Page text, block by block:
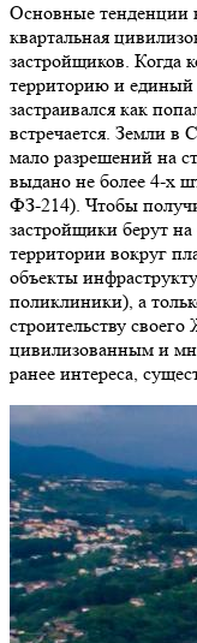
Основные тенденции
квартальная
застройщиков. Когда
территорию и
застраивался как
встречается. Земли в
мало разрешений на
выдано не более 4-х
ФЗ-214). Чтобы
застройщики берут
территории вокруг
объекты
поликлиники), а
строительству
цивилизованным и
ранее интереса,